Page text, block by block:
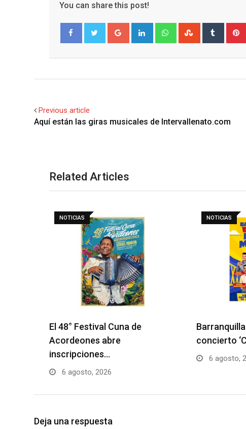
You can share this post!
Google+ LinkedIn WhatsappStumbleUpon
Tumblr
Previous article
Aquí están las giras musicales de Intervallenato.com
Related Articles
NOTICIAS
El 48° Festival Cuna de
Acordeones abre
inscripciones…
6 agosto, 2026
NOTICIAS
concierto
6 agosto,
Deja una respuesta